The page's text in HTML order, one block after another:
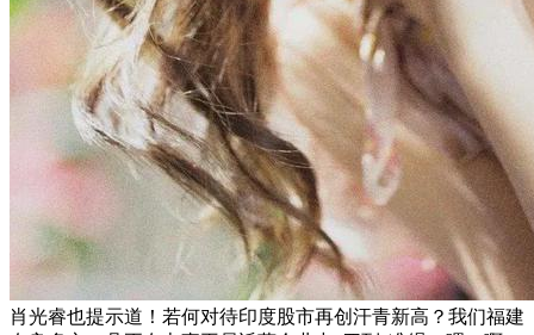
肖光睿也提示道！若何对待印度股市再创汗青新高？我们福建